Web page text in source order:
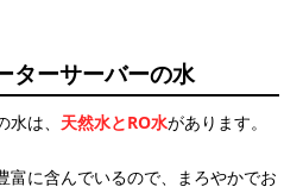
ターサーバーの水
は、 天然水とRO水があります。
富に含んでいるので、まろやかでお